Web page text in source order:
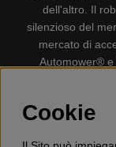
dell'altro. Il
silenzioso del
mercato di
Automower® e
Accessori per
Cookie